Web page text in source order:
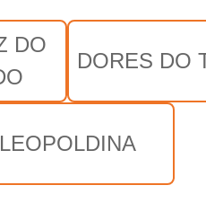
DO
DORES DO
LEOPOLDINA